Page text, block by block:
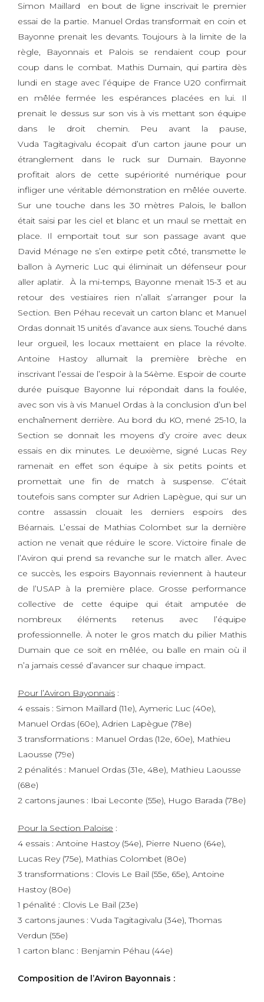
Simon Maillard en bout de ligne inscrivait le premier
essai de la partie. Manuel Ordas transformait en coin et
Bayonne prenait les devants. Toujours à la limite de la
règle, Bayonnais et Palois se rendaient coup pour
coup dans le combat. Mathis Dumain, qui partira dès
lundi en stage avec l’équipe de France U20 confirmait
en mêlée fermée les espérances placées en lui. Il
prenait le dessus sur son vis à vis mettant son équipe
dans le droit chemin. Peu avant la pause,
Vuda Tagitagivalu écopait d’un carton jaune pour un
étranglement dans le ruck sur Dumain. Bayonne
profitait alors de cette supériorité numérique pour
infliger une véritable démonstration en mêlée ouverte.
Sur une touche dans les 30 mètres Palois, le ballon
était saisi par les ciel et blanc et un maul se mettait en
place. Il emportait tout sur son passage avant que
David Ménage ne s’en extirpe petit côté, transmette le
ballon à Aymeric Luc qui éliminait un défenseur pour
aller aplatir. À la mi-temps, Bayonne menait 15-3 et au
retour des vestiaires rien n’allait s’arranger pour la
Section. Ben Péhau recevait un carton blanc et Manuel
Ordas donnait 15 unités d’avance aux siens. Touché dans
leur orgueil, les locaux mettaient en place la révolte.
Antoine Hastoy allumait la première brèche en
inscrivant l’essai de l’espoir à la 54ème. Espoir de courte
durée puisque Bayonne lui répondait dans la foulée,
avec son vis à vis Manuel Ordas à la conclusion d’un bel
enchaînement derrière. Au bord du KO, mené 25-10, la
Section se donnait les moyens d’y croire avec deux
essais en dix minutes. Le deuxième, signé Lucas Rey
ramenait en effet son équipe à six petits points et
promettait une fin de match à suspense. C’était
toutefois sans compter sur Adrien Lapègue, qui sur un
contre assassin clouait les derniers espoirs des
Béarnais. L’essai de Mathias Colombet sur la dernière
action ne venait que réduire le score. Victoire finale de
l’Aviron qui prend sa revanche sur le match aller. Avec
ce succès, les espoirs Bayonnais reviennent à hauteur
de l’USAP à la première place. Grosse performance
collective de cette équipe qui était amputée de
nombreux éléments retenus avec l’équipe
professionnelle. À noter le gros match du pilier Mathis
Dumain que ce soit en mêlée, ou balle en main où il
n’a jamais cessé d’avancer sur chaque impact.
Pour l’Aviron Bayonnais :
4 essais : Simon Maillard (11e), Aymeric Luc (40e),
Manuel Ordas (60e), Adrien Lapègue (78e)
3 transformations : Manuel Ordas (12e, 60e), Mathieu
Laousse (79e)
2 pénalités : Manuel Ordas (31e, 48e), Mathieu Laousse
(68e)
2 cartons jaunes : Ibai Leconte (55e), Hugo Barada (78e)
Pour la Section Paloise :
4 essais : Antoine Hastoy (54e), Pierre Nueno (64e),
Lucas Rey (75e), Mathias Colombet (80e)
3 transformations : Clovis Le Bail (55e, 65e), Antoine
Hastoy (80e)
1 pénalité : Clovis Le Bail (23e)
3 cartons jaunes : Vuda Tagitagivalu (34e), Thomas
Verdun (55e)
1 carton blanc : Benjamin Péhau (44e)
Composition de l’Aviron Bayonnais :